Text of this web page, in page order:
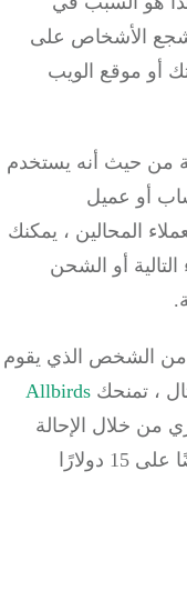
الأشخاص على
موقع الويب
من حيث أنه يستخدم
أو عميل
المحالين ، يمكنك
أو الشحن
الشخص الذي يقوم
تمنحكAllbirds
خلال الإحالة
الخاصة بك - ويحصل العميل الجديد أيضًا على 15 دولارًا